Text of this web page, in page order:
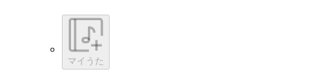
マイうた